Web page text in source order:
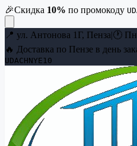
🎉Скидка 10% по промокоду
📍 ул. Антонова 1Г, Пенза|🕐
🔥 Доставка по Пензе в день
UDACHNYE10